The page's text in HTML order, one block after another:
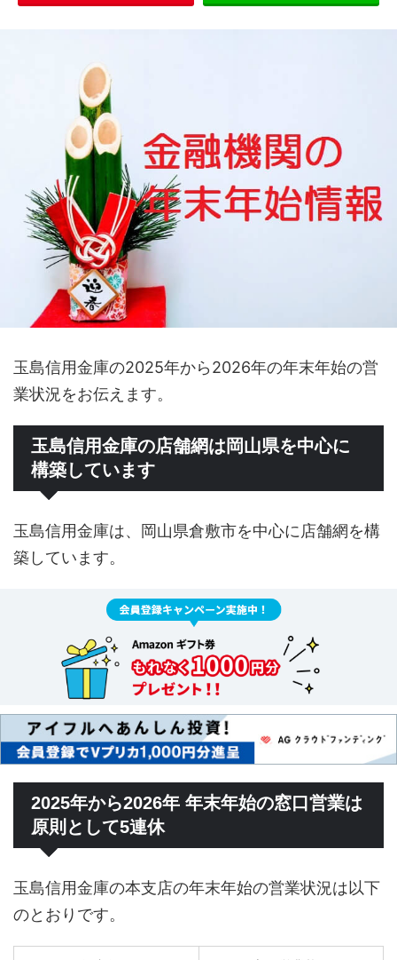
玉島信用金庫の2025年から2026年の年末年始の営
業状況をお伝えます。
玉島信用金庫の店舗網は岡山県を中心に
構築しています
玉島信用金庫は、岡山県倉敷市を中心に店舗網を構
築しています。
2025年から2026年 年末年始の窓口営業は
原則として5連休
玉島信用金庫の本支店の年末年始の営業状況は以下
のとおりです。